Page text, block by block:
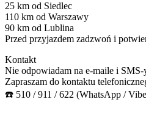
25 km od Siedlec
110 km od Warszawy
90 km od Lublina
Przed przyjazdem zadzwoń i
Kontakt
Nie odpowiadam na e-maile i SMS-
Zapraszam do kontaktu
☎️ 510 / 911 / 622 (WhatsApp /